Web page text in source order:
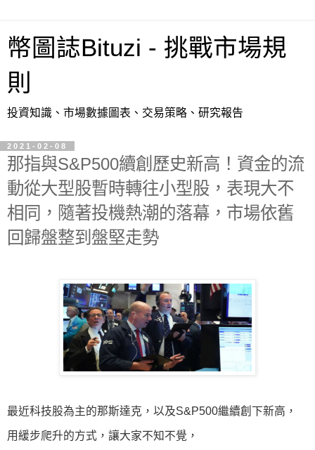
幣圖誌Bituzi - 挑戰市場規
則
投資知識、市場數據圖表、交易策略、研究報告
2021-02-08
那指與S&P500續創歷史新高！資金的流
動從大型股暫時轉往小型股，表現大不
相同，隨著投機熱潮的落幕，市場依舊
回歸盤整到盤堅走勢
最近科技股為主的那斯達克，以及S&P500繼續創下新高，
用緩步爬升的方式，讓大家不知不覺，